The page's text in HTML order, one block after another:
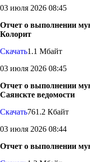
03 июля 2026 08:45
Отчет о выполнении
Колорит
Скачать1.1 Мбайт
03 июля 2026 08:45
Отчет о выполнении
Саянскте ведомости
Скачать761.2 Кбайт
03 июля 2026 08:44
Отчет о выполнении